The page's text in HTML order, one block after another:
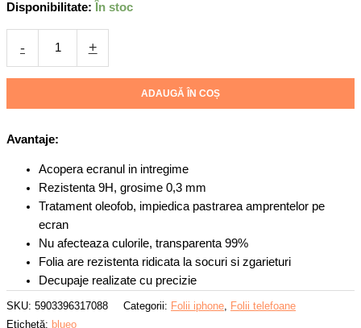
Disponibilitate: În stoc
-
pentru
Apple
iPhone
16
Blueo,
temperata
Classic
Transparent
+
ADAUGĂ ÎN COȘ
Avantaje:
Acopera ecranul in intregime
Rezistenta 9H, grosime 0,3 mm
Tratament oleofob, impiedica pastrarea amprentelor pe
ecran
Nu afecteaza culorile, transparenta 99%
Folia are rezistenta ridicata la socuri si zgarieturi
Decupaje realizate cu precizie
SKU: 5903396317088 Categorii: Folii iphone Folii telefoane
Etichetă: blueo